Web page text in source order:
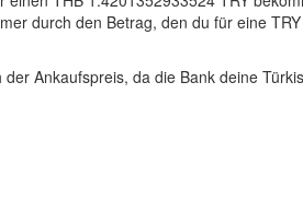
durch den Betrag, den du für eine
Ankaufspreis, da die Bank deine